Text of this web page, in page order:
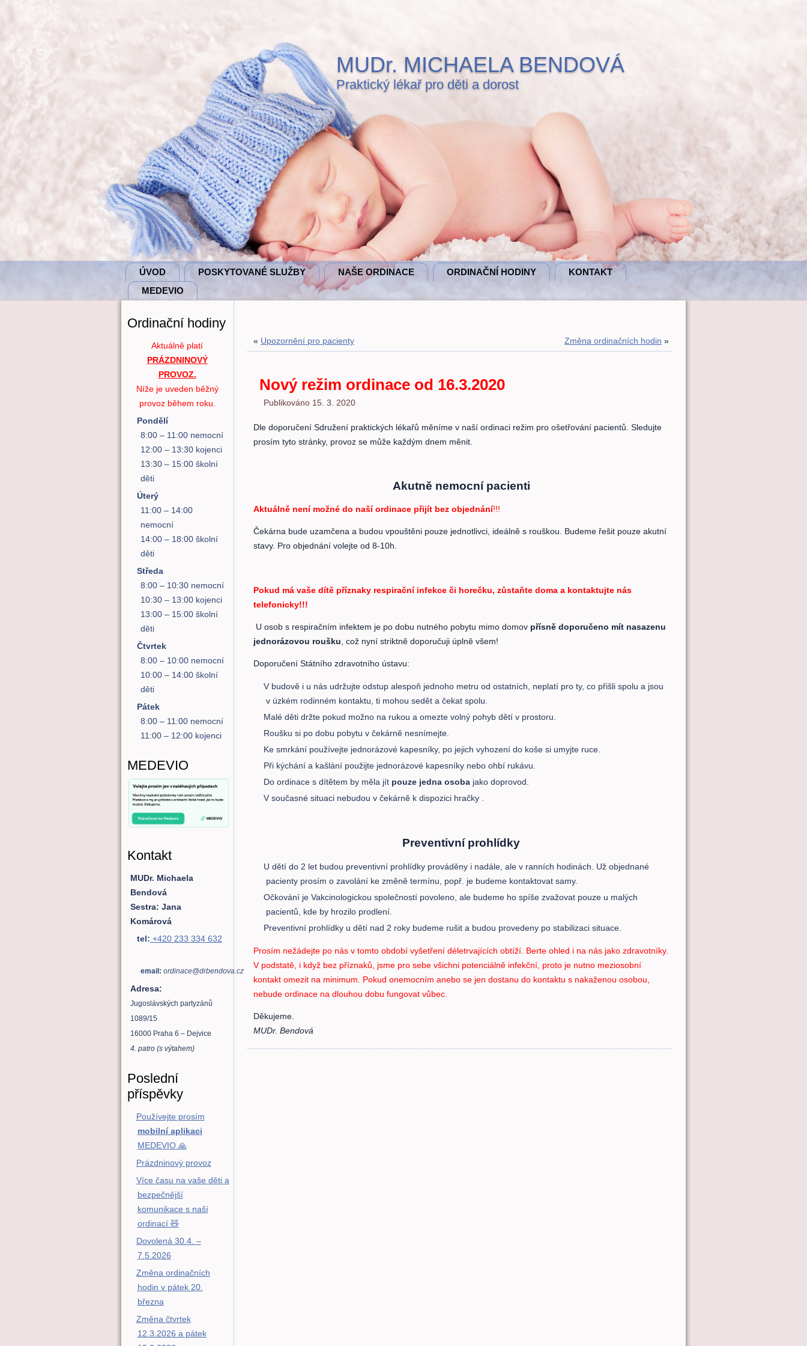
MUDr. MICHAELA BENDOVÁ
Praktický lékař pro děti a dorost
ÚVOD POSKYTOVANÉ SLUŽBY NAŠE ORDINACE ORDINAČNÍ HODINY
KONTAKT
MEDEVIO
Ordinační hodiny
Aktuálně platí
PRÁZDNINOVÝ
PROVOZ.
Níže je uveden běžný
provoz během roku.
Pondělí
8:00 – 11:00 nemocní
12:00 – 13:30 kojenci
13:30 – 15:00 školní
děti
Úterý
11:00 – 14:00
nemocní
14:00 – 18:00 školní
děti
Středa
8:00 – 10:30 nemocní
10:30 – 13:00 kojenci
13:00 – 15:00 školní
děti
Čtvrtek
8:00 – 10:00 nemocní
10:00 – 14:00 školní
děti
Pátek
8:00 – 11:00 nemocní
11:00 – 12:00 kojenci
MEDEVIO
Kontakt
MUDr. Michaela
Bendová
Sestra: Jana
Komárová
tel: +420 233 334 632
email: ordinace@drbendova.cz
Adresa:
Jugoslávských partyzánů
1089/15
16000 Praha 6 – Dejvice
4. patro (s výtahem)
Poslední
příspěvky
Používejte prosím
mobilní aplikaci
MEDEVIO 🙏
Prázdninový provoz
Více času na vaše děti a
bezpečnější
komunikace s naší
ordinací 🧸
Dovolená 30.4. –
7.5.2026
Změna ordinačních
hodin v pátek 20.
března
Změna čtvrtek
12.3.2026 a pátek
« Upozornění pro pacienty Změna ordinačních hodin »
Nový režim ordinace od 16.3.2020
Publikováno 15. 3. 2020
Dle doporučení Sdružení praktických lékařů měníme v naší ordinaci režim pro ošetřování pacientů. Sledujte
prosím tyto stránky, provoz se může každým dnem měnit.
Akutně nemocní pacienti
Aktuálně není možné do naší ordinace přijít bez objednání!!!
Čekárna bude uzamčena a budou vpouštěni pouze jednotlivci, ideálně s rouškou. Budeme řešit pouze akutní
stavy. Pro objednání volejte od 8-10h.
Pokud má vaše dítě příznaky respirační infekce či horečku, zůstaňte doma a kontaktujte nás
telefonicky!!!
U osob s respiračním infektem je po dobu nutného pobytu mimo domov přísně doporučeno mít nasazenu
jednorázovou roušku , což nyní striktně doporučuji úplně všem!
Doporučení Státního zdravotního ústavu:
V budově i u nás udržujte odstup alespoň jednoho metru od ostatních, neplatí pro ty, co přišli spolu a jsou
v úzkém rodinném kontaktu, ti mohou sedět a čekat spolu.
Malé děti držte pokud možno na rukou a omezte volný pohyb dětí v prostoru.
Roušku si po dobu pobytu v čekárně nesnímejte.
Ke smrkání používejte jednorázové kapesníky, po jejich vyhození do koše si umyjte ruce.
Při kýchání a kašlání použijte jednorázové kapesníky nebo ohbí rukávu.
Do ordinace s dítětem by měla jít pouze jedna osoba jako doprovod.
V současné situaci nebudou v čekárně k dispozici hračky .
Preventivní prohlídky
U dětí do 2 let budou preventivní prohlídky prováděny i nadále, ale v ranních hodinách. Už objednané
pacienty prosím o zavolání ke změně termínu, popř. je budeme kontaktovat samy.
Očkování je Vakcinologickou společností povoleno, ale budeme ho spíše zvažovat pouze u malých
pacientů, kde by hrozilo prodlení.
Preventivní prohlídky u dětí nad 2 roky budeme rušit a budou provedeny po stabilizaci situace.
Prosím nežádejte po nás v tomto období vyšetření déletrvajících obtíží. Berte ohled i na nás jako zdravotníky.
V podstatě, i když bez příznaků, jsme pro sebe všichni potenciálně infekční, proto je nutno meziosobní
kontakt omezit na minimum. Pokud onemocním anebo se jen dostanu do kontaktu s nakaženou osobou,
nebude ordinace na dlouhou dobu fungovat vůbec.
Děkujeme.
MUDr. Bendová